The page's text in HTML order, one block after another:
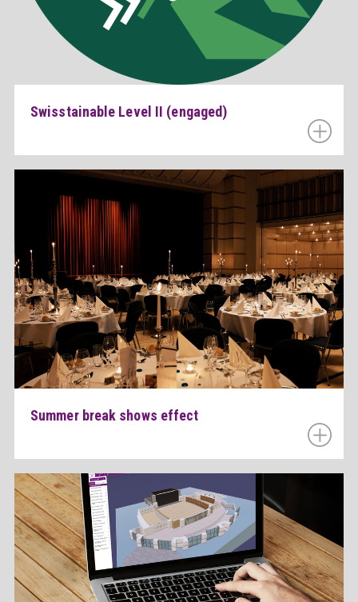
Swisstainable Level II (engaged)
Summer break shows effect